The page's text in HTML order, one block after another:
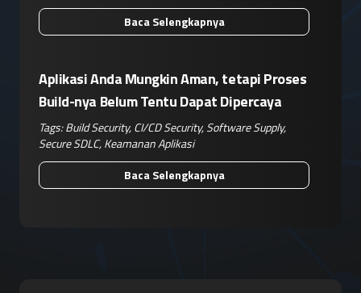
Baca Selengkapnya
Aplikasi Anda Mungkin Aman, tetapi Proses
Build-nya Belum Tentu Dapat Dipercaya
Tags:Build Security,CI/CD Security,Software Supply,
Secure SDLC,Keamanan Aplikasi
Baca Selengkapnya